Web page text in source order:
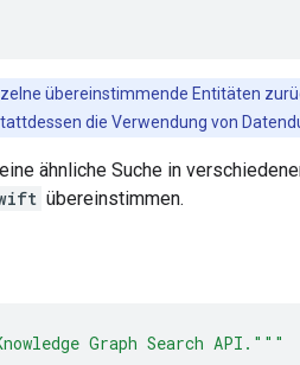
übereinstimmende Entitäten
die Verwendung von
ähnliche Suche in
übereinstimmen.
Graph Search API."""